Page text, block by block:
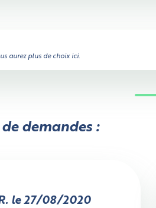
aurez plus de choix ici.
demandes :
le 27/08/2020